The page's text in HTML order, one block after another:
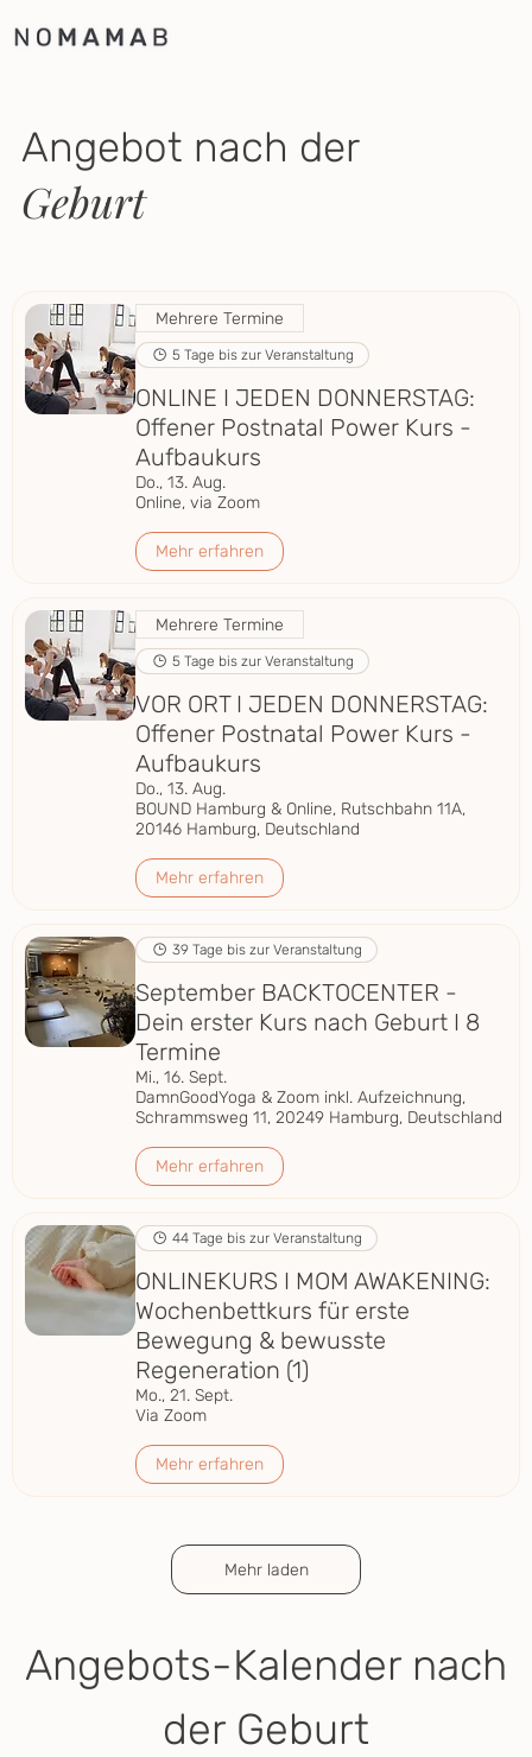
Angebot nach der
Geburt
Mehrere Termine
5 Tage bis zur Veranstaltung
ONLINE I JEDEN DONNERSTAG:
Offener Postnatal Power Kurs -
Aufbaukurs
Do., 13. Aug.
Online, via Zoom
Mehr erfahren
Mehrere Termine
5 Tage bis zur Veranstaltung
VOR ORT I JEDEN DONNERSTAG:
Offener Postnatal Power Kurs -
Aufbaukurs
Do., 13. Aug.
BOUND Hamburg & Online, Rutschbahn 11A,
20146 Hamburg, Deutschland
Mehr erfahren
39 Tage bis zur Veranstaltung
September BACKTOCENTER -
Dein erster Kurs nach Geburt I 8
Termine
Mi., 16. Sept.
DamnGoodYoga & Zoom inkl. Aufzeichnung,
Schrammsweg 11, 20249 Hamburg, Deutschland
Mehr erfahren
44 Tage bis zur Veranstaltung
ONLINEKURS I MOM AWAKENING:
Wochenbettkurs für erste
Bewegung & bewusste
Regeneration (1)
Mo., 21. Sept.
Via Zoom
Mehr erfahren
Mehr laden
Angebots-Kalender nach
der Geburt